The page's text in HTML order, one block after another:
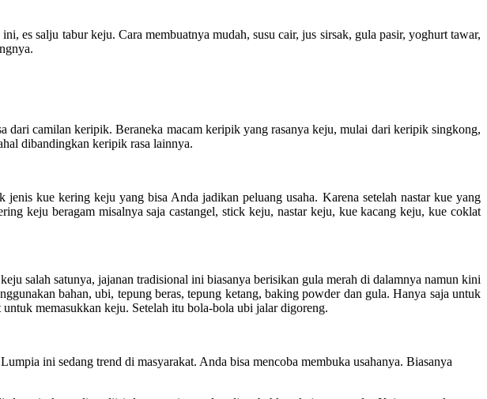
es salju tabur keju. Cara membuatnya mudah, susu cair, jus sirsak, gula pasir, yoghurt tawar,
dari camilan keripik. Beraneka macam keripik yang rasanya keju, mulai dari keripik singkong,
dibandingkan keripik rasa lainnya.
kue kering keju yang bisa Anda jadikan peluang usaha. Karena setelah nastar kue yang
keju beragam misalnya saja castangel, stick keju, nastar keju, kue kacang keju, kue coklat
salah satunya, jajanan tradisional ini biasanya berisikan gula merah di dalamnya namun kini
bahan, ubi, tepung beras, tepung ketang, baking powder dan gula. Hanya saja untuk
memasukkan keju. Setelah itu bola-bola ubi jalar digoreng.
ini sedang trend di masyarakat. Anda bisa mencoba membuka usahanya. Biasanya